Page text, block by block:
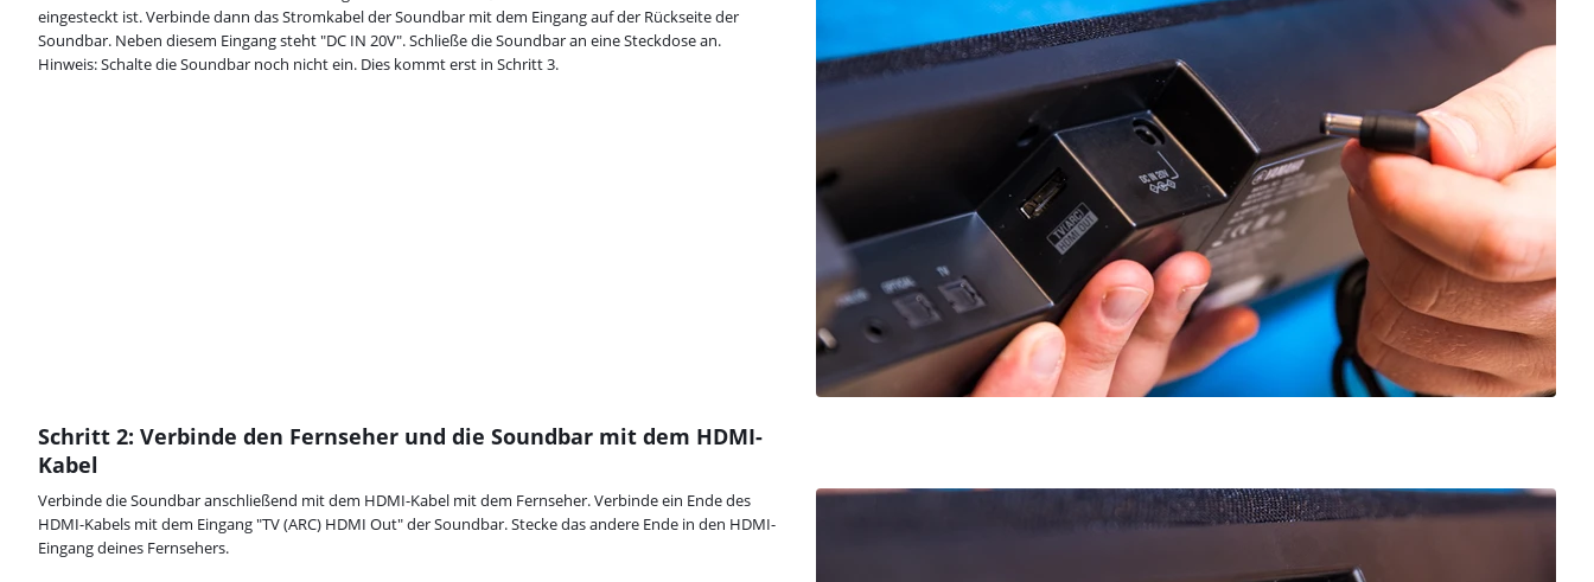
eingesteckt ist. Verbinde dann das Stromkabel der Soundbar mit dem Eingang auf der Rückseite der
Soundbar. Neben diesem Eingang steht "DC IN 20V". Schließe die Soundbar an eine Steckdose an.
Hinweis: Schalte die Soundbar noch nicht ein. Dies kommt erst in Schritt 3.
Schritt 2: Verbinde den Fernseher und die Soundbar mit dem HDMI-
Kabel
Verbinde die Soundbar anschließend mit dem HDMI-Kabel mit dem Fernseher. Verbinde ein Ende des
HDMI-Kabels mit dem Eingang "TV (ARC) HDMI Out" der Soundbar. Stecke das andere Ende in den HDMI-
Eingang deines Fernsehers.